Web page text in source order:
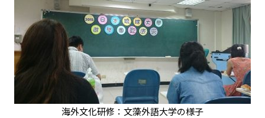
海外文化研修：文藻外語大学の様子